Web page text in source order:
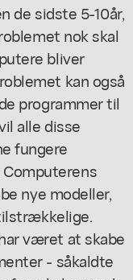
de sidste 5-10år,
nok skal
bliver
kan også
programmer til
alle disse
fungere
nye modeller,
været at skabe
- såkaldte